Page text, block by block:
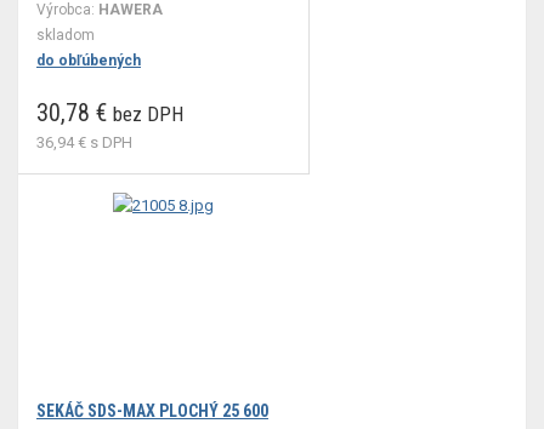
Výrobca: HAWERA
skladom
do obľúbených
30,78 € bez DPH
36,94 € s DPH
SEKÁČ SDS-MAX PLOCHÝ 25 600